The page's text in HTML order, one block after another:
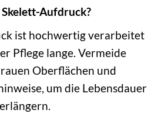
Aufdruck?
ist hochwertig verarbeitet
Pflege lange. Vermeide
Oberflächen und
um die Lebensdauer